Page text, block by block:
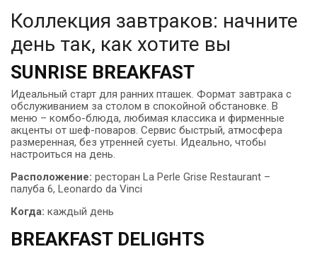
Коллекция завтраков: начните
день так, как хотите вы
SUNRISE BREAKFAST
Идеальный старт для ранних пташек. Формат завтрака с
обслуживанием за столом в спокойной обстановке. В
меню – комбо-блюда, любимая классика и фирменные
акценты от шеф-поваров. Сервис быстрый, атмосфера
размеренная, без утренней суеты. Идеально, чтобы
настроиться на день.
Расположение: ресторан La Perle Grise Restaurant –
палуба 6, Leonardo da Vinci
Когда: каждый день
BREAKFAST DELIGHTS